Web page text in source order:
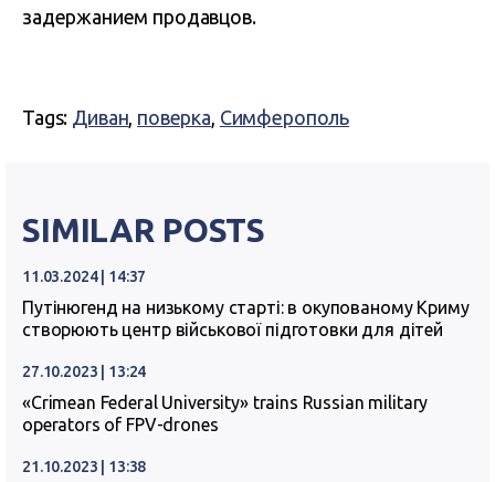
задержанием продавцов.
Tags: Диван, поверка, Симферополь
SIMILAR POSTS
11.03.2024 | 14:37
Путінюгенд на низькому старті: в окупованому Криму
створюють центр військової підготовки для дітей
27.10.2023 | 13:24
«Crimean Federal University» trains Russian military
operators of FPV-drones
21.10.2023 | 13:38